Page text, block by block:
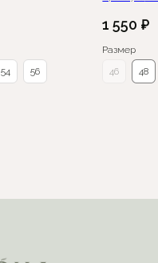
54 56
1 550 ₽
Размер
46
48